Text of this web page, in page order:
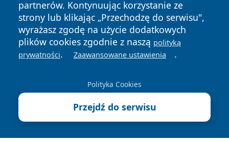
partnerów. Kontynuując korzystanie ze
strony lub klikając „Przechodzę do serwisu",
wyrażasz zgodę na użycie dodatkowych
plików cookies zgodnie z naszą polityką
prywatności. Zaawansowane ustawienia .
Polityka Cookies
Przejdź do serwisu
News Autorzy
Polityka
Prywatności
Polityka
Cookies